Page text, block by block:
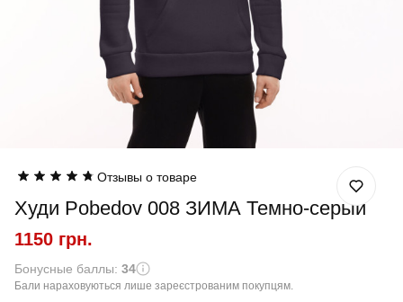
Отзывы о товаре
Худи Pobedov 008 ЗИМА Темно-серый
1150 грн.
Бонусные баллы: 34
Бали нараховуються лише зареєстрованим покупцям.